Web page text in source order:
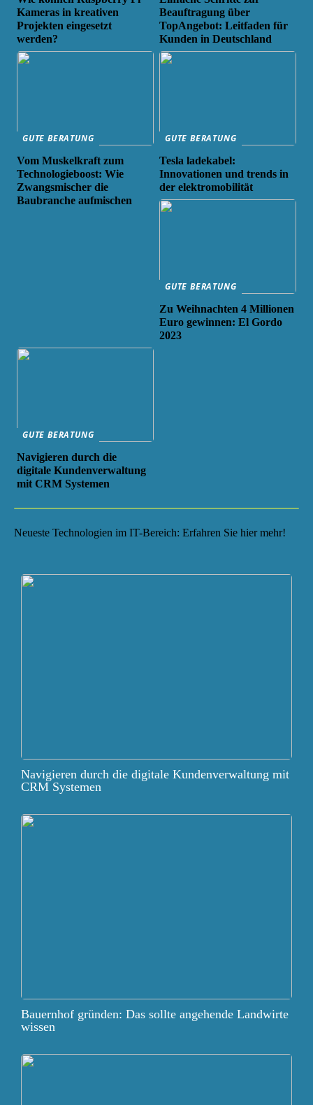
Kameras in kreativen
Projekten eingesetzt
werden?
Beauftragung über
TopAngebot: Leitfaden für
Kunden in Deutschland
GUTE BERATUNG
Vom Muskelkraft zum
Technologieboost: Wie
Zwangsmischer die
Baubranche aufmischen
GUTE BERATUNG
Tesla ladekabel:
Innovationen und trends in
der elektromobilität
GUTE BERATUNG
Zu Weihnachten 4 Millionen
Euro gewinnen: El Gordo
2023
GUTE BERATUNG
Navigieren durch die
digitale Kundenverwaltung
mit CRM Systemen
Neueste Technologien im IT-Bereich: Erfahren Sie hier mehr!
Navigieren durch die digitale Kundenverwaltung mit
CRM Systemen
Bauernhof gründen: Das sollte angehende Landwirte
wissen